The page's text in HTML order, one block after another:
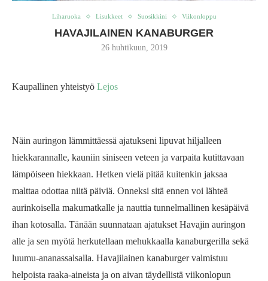
Liharuoka Lisukkeet Suosikkini Viikonloppu
HAVAJILAINEN KANABURGER
26 huhtikuun, 2019
Kaupallinen yhteistyö Lejos
Näin auringon lämmittäessä ajatukseni lipuvat hiljalleen
hiekkarannalle, kauniin siniseen veteen ja varpaita kutittavaan
lämpöiseen hiekkaan. Hetken vielä pitää kuitenkin jaksaa
malttaa odottaa niitä päiviä. Onneksi sitä ennen voi lähteä
aurinkoisella makumatkalle ja nauttia tunnelmallinen kesäpäivä
ihan kotosalla. Tänään suunnataan ajatukset Havajin auringon
alle ja sen myötä herkutellaan mehukkaalla kanaburgerilla sekä
luumu-ananassalsalla. Havajilainen kanaburger valmistuu
helpoista raaka-aineista ja on aivan täydellistä viikonlopun